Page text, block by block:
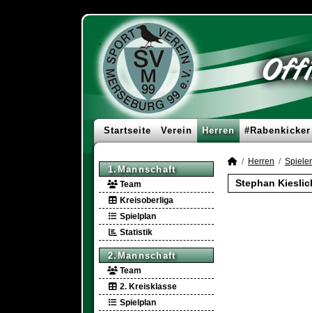
Startseite Verein Herren #Rabenkicker
1.Mannschaft
Team
Kreisoberliga
Spielplan
Statistik
2.Mannschaft
Team
2. Kreisklasse
Spielplan
Herren
Stephan